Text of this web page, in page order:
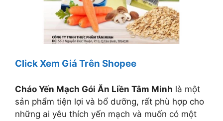
Click Xem Giá Trên Shopee
Cháo Yến Mạch Gói Ăn Liền Tâm Minh là một
sản phẩm tiện lợi và bổ dưỡng, rất phù hợp cho
những ai yêu thích yến mạch và muốn có một